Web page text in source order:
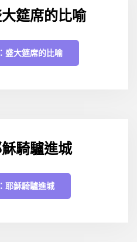
筵席的比喻
盛大筵席的比喻
騎驢進城
耶穌騎驢進城